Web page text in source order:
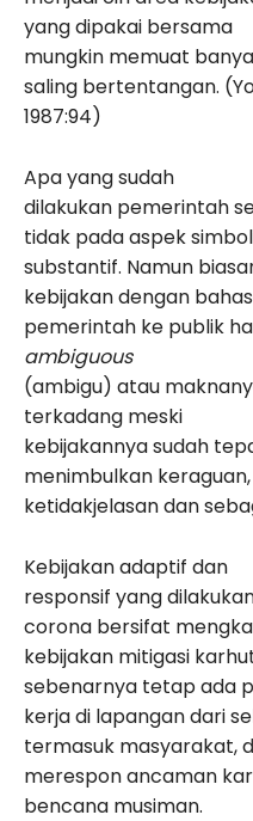
yang dipakai bersama
mungkin memuat
saling bertentangan.
1987:94)
Apa yang sudah
dilakukan pemerintah
tidak pada aspek
substantif. Namun
kebijakan dengan
pemerintah ke publik
ambiguous
(ambigu) atau
terkadang meski
kebijakannya sudah
menimbulkan
ketidakjelasan dan
Kebijakan adaptif dan
responsif yang
corona bersifat
kebijakan mitigasi
sebenarnya tetap ada
kerja di lapangan dari
termasuk masyarakat,
merespon ancaman
bencana musiman.